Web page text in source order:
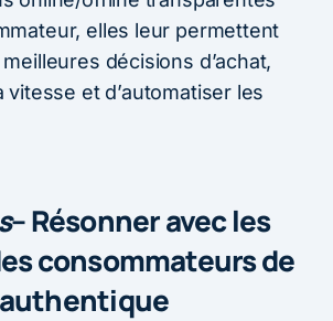
elles leur permettent
décisions d’achat,
vitesse et d’automatiser les
– Résonner avec les
consommateurs de